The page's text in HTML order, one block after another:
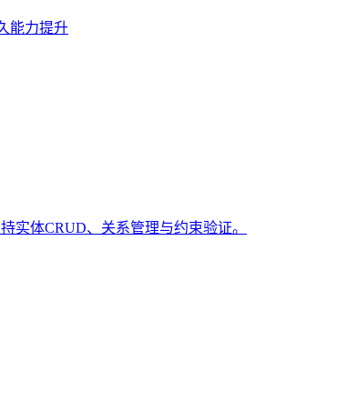
能力提升
实体CRUD、关系管理与约束验证。